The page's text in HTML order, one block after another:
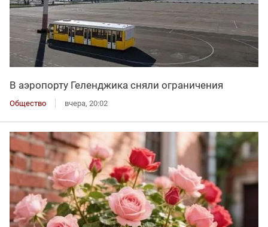
В аэропорту Геленджика сняли ограничения
Общество вчера, 20:02